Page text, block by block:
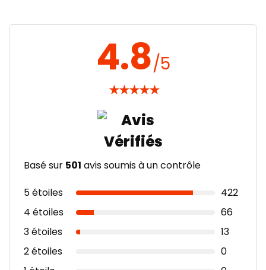
4.8/5
★★★★★
Basé sur 501 avis soumis à un contrôle
5 étoiles
422
4 étoiles
66
3 étoiles
13
2 étoiles
0